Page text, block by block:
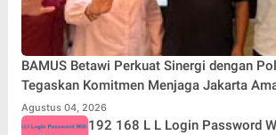
BAMUS Betawi Perkuat Sinergi dengan
Tegaskan Komitmen Menjaga Jakarta
Kondusif Jelang HUT ke-81 Republik
Agustus 04, 2026
192 168 L L Login Password